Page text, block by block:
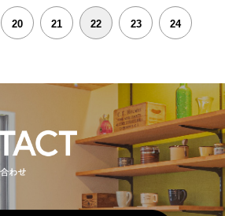
20 21 22 23 24